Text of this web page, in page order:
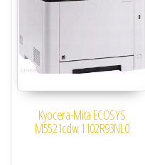
Kyocera-Mita ECOSYS
M5521cdw 1102R93NL0